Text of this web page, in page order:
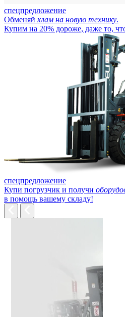
спецпредложение
Обменяй хлам на новую технику.
Купим на 20% дороже, даже то,
спецпредложение
Купи погрузчик и получи
в помощь вашему складу!